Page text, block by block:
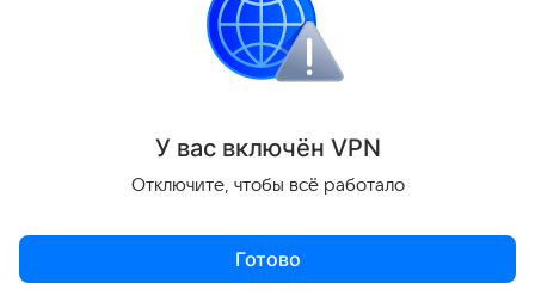
Джони Айва. Устройство получит премиальный
внешний вид и металлический корпус. Устройство
У вас включён VPN
Отключите, чтобы всё работало
Готово